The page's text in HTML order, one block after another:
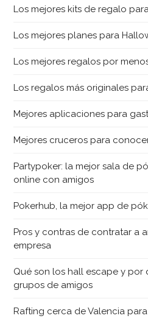
Los mejores kits de regalo
Los mejores planes para
Los mejores regalos por
Los regalos más originales
Mejores aplicaciones para
Mejores cruceros para
Partypoker: la mejor sala de
online con amigos
Pokerhub, la mejor app de
Pros y contras de contratar a
empresa
Qué son los hall escape y por
grupos de amigos
Rafting cerca de Valencia